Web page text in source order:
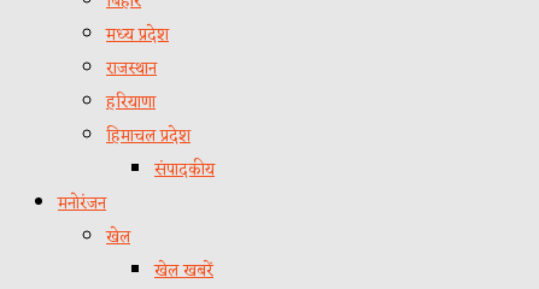
मध्य प्रदेश
राजस्थान
हरियाणा
हिमाचल प्रदेश
संपादकीय
मनोरंजन
खेल
खेल खबरें